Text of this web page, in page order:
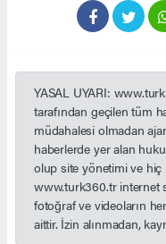
YASAL UYARI:
tarafından geçilen tüm
müdahalesi olmadan
haberlerde yer alan
olup site yönetimi ve
www.turk360.tr internet
fotoğraf ve videoların
aittir. İzin alınmadan,